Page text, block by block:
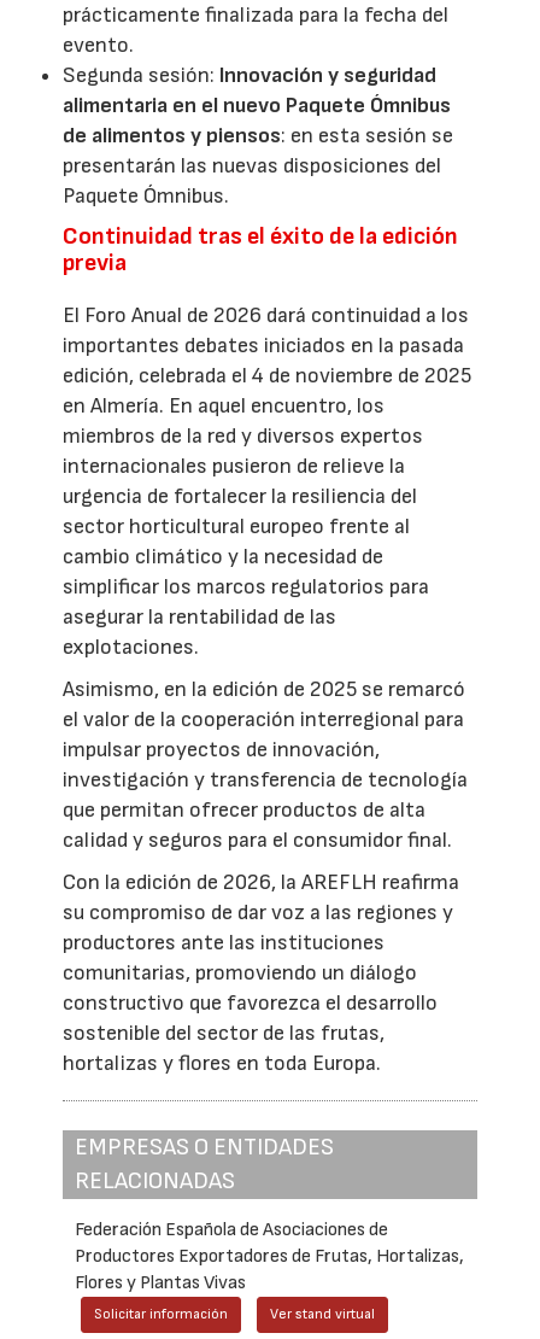
prácticamente finalizada para la fecha del
evento.
Segunda sesión: Innovación y seguridad
alimentaria en el nuevo Paquete Ómnibus
de alimentos y piensos: en esta sesión se
presentarán las nuevas disposiciones del
Paquete Ómnibus.
Continuidad tras el éxito de la edición
previa
El Foro Anual de 2026 dará continuidad a los
importantes debates iniciados en la pasada
edición, celebrada el 4 de noviembre de 2025
en Almería. En aquel encuentro, los
miembros de la red y diversos expertos
internacionales pusieron de relieve la
urgencia de fortalecer la resiliencia del
sector horticultural europeo frente al
cambio climático y la necesidad de
simplificar los marcos regulatorios para
asegurar la rentabilidad de las
explotaciones.
Asimismo, en la edición de 2025 se remarcó
el valor de la cooperación interregional para
impulsar proyectos de innovación,
investigación y transferencia de tecnología
que permitan ofrecer productos de alta
calidad y seguros para el consumidor final.
Con la edición de 2026, la AREFLH reafirma
su compromiso de dar voz a las regiones y
productores ante las instituciones
comunitarias, promoviendo un diálogo
constructivo que favorezca el desarrollo
sostenible del sector de las frutas,
hortalizas y flores en toda Europa.
EMPRESAS O ENTIDADES
RELACIONADAS
Federación Española de Asociaciones de
Productores Exportadores de Frutas, Hortalizas,
Flores y Plantas Vivas
Solicitar información Ver stand virtual